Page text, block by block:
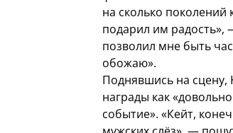
на сколько
подарил им радость»,
позволил мне быть
обожаю».
Поднявшись на сцену,
награды как
событие». «Кейт,